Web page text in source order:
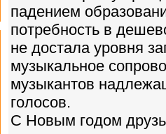
падением
потребность в
не достала уровня
музыкальное
музыкантов
голосов.
С Новым годом